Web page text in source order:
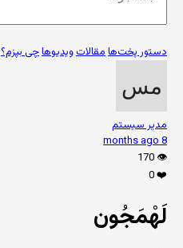
دستور پخت‌هامقالاتویدیوهاچی بپزم؟
مدیر سیستم
8 months ago
👁️
170
❤️
0
لَهْمَجُون